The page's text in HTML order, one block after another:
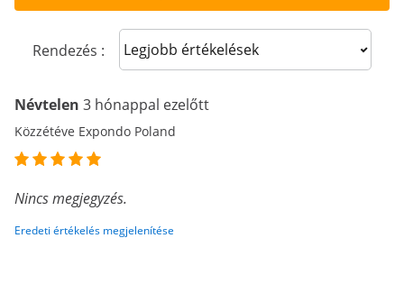
Rendezés : Sort reviews
Névtelen 3 hónappal ezelőtt
Közzétéve Expondo Poland
Nincs megjegyzés.
Eredeti értékelés megjelenítése